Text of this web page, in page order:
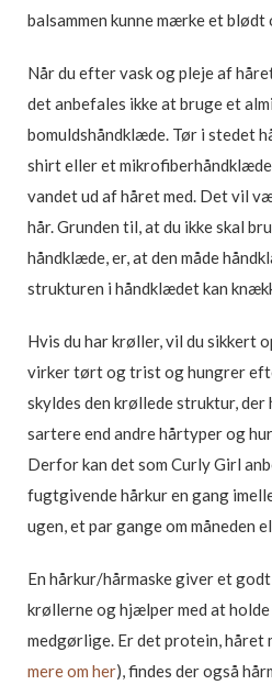
balsammen kunne mærke et
Når du efter vask og pleje af
det anbefales ikke at bruge et
bomuldshåndklæde. Tør i stedet
shirt eller et
vandet ud af håret med. Det vil
hår. Grunden til, at du ikke skal
håndklæde, er, at den måde
strukturen i håndklædet kan
Hvis du har krøller, vil du sikkert
virker tørt og trist og hungrer
skyldes den krøllede struktur,
sartere end andre hårtyper og
Derfor kan det som Curly Girl
fugtgivende hårkur en gang
ugen, et par gange om måneden
En hårkur/hårmaske giver et
krøllerne og hjælper med at holde
medgørlige. Er det protein, håret
mere om her), findes der også